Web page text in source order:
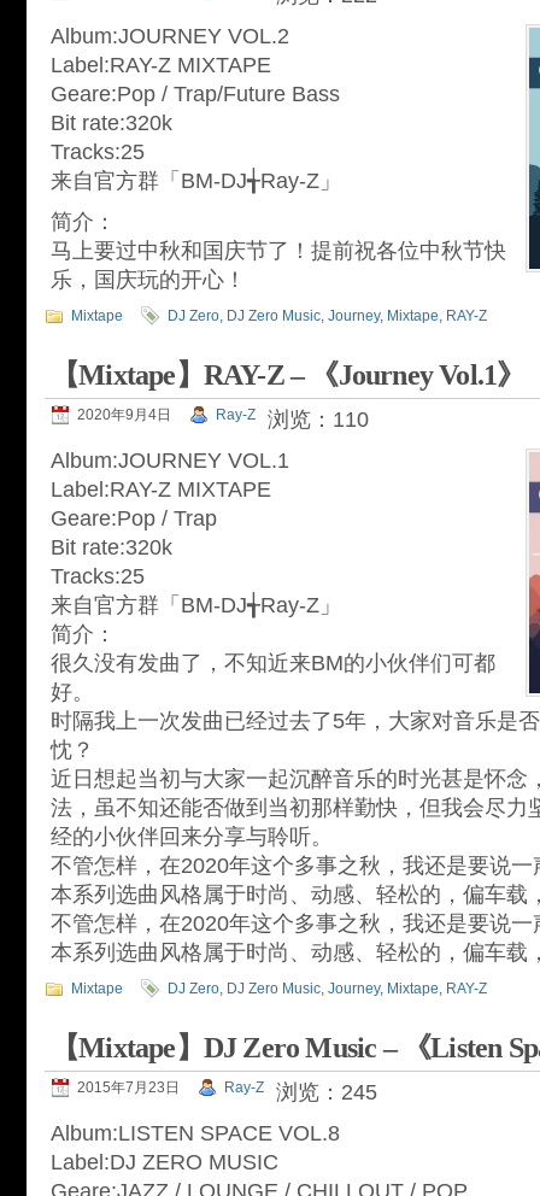
Album:JOURNEY VOL.2
Label:RAY-Z MIXTAPE
Geare:Pop / Trap/Future Bass
Bit rate:320k
Tracks:25
来自官方群「BM-DJ╅Ray-Z」
简介：
马上要过中秋和国庆节了！提前祝各位中秋节快
乐，国庆玩的开心！
Mixtape DJ Zero, DJ Zero Music, Journey, Mixtape, RAY-Z
【Mixtape】RAY-Z – 《Journey Vol.1》
2020年9月4日 Ray-Z
浏览：110
Album:JOURNEY VOL.1
Label:RAY-Z MIXTAPE
Geare:Pop / Trap
Bit rate:320k
Tracks:25
来自官方群「BM-DJ╅Ray-Z」
简介：
很久没有发曲了，不知近来BM的小伙伴们可都
好。
时隔我上一次发曲已经过去了5年，大家对音乐是
忱？
近日想起当初与大家一起沉醉音乐的时光甚是怀念
法，虽不知还能否做到当初那样勤快，但我会尽力
经的小伙伴回来分享与聆听。
不管怎样，在2020年这个多事之秋，我还是要说
本系列选曲风格属于时尚、动感、轻松的，偏车载
不管怎样，在2020年这个多事之秋，我还是要说
本系列选曲风格属于时尚、动感、轻松的，偏车载
Mixtape DJ Zero, DJ Zero Music, Journey, Mixtape, RAY-Z
【Mixtape】DJ Zero Music – 《Listen
2015年7月23日 Ray-Z
浏览：245
Album:LISTEN SPACE VOL.8
Label:DJ ZERO MUSIC
Geare:JAZZ / LOUNGE / CHILLOUT / POP